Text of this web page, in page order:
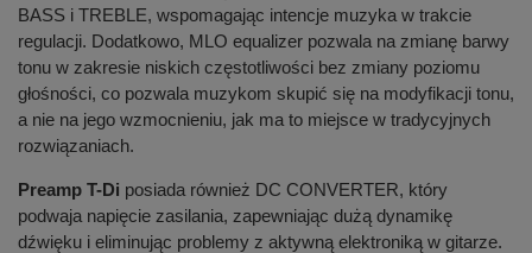
BASS i TREBLE, wspomagając intencje muzyka w trakcie
regulacji. Dodatkowo, MLO equalizer pozwala na zmianę barwy
tonu w zakresie niskich częstotliwości bez zmiany poziomu
głośności, co pozwala muzykom skupić się na modyfikacji tonu,
a nie na jego wzmocnieniu, jak ma to miejsce w tradycyjnych
rozwiązaniach.
Preamp T-Di posiada również DC CONVERTER, który
podwaja napięcie zasilania, zapewniając dużą dynamikę
dźwięku i eliminując problemy z aktywną elektroniką w gitarze.